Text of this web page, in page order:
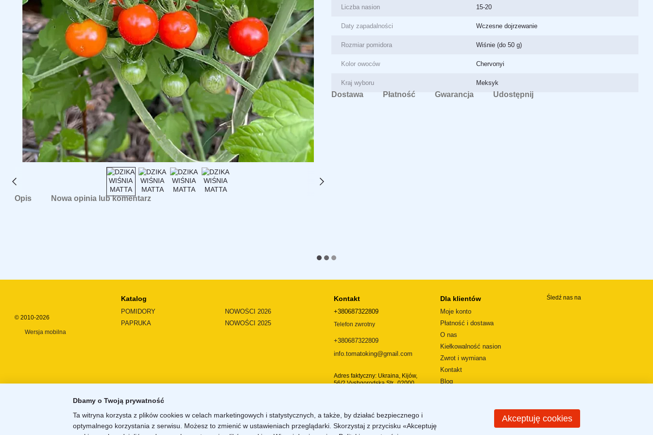
Opis Nowa opinia lub komentarz
Liczba nasion 15-20
Daty zapadalności Wczesne dojrzewanie
Rozmiar pomidora Wiśnie (do 50 g)
Kolor owoców Chervonyi
Kraj wyboru Meksyk
Dostawa Płatność Gwarancja Udostępnij
© 2010-2026
Wersja mobilna
Sklep internetowy zbudowany z
Katalog
POMIDORY
PAPRUKA
NOWOŚCI 2026
NOWOŚCI 2025
Kontakt
+380687322809
Telefon zwrotny
+380687322809
info.tomatoking@gmail.com
Adres faktyczny: Ukraina, Kijów,
56/2 Vyshgorodska Str., 02000
Dla klientów
Moje konto
Płatność i dostawa
O nas
Kiełkowalność nasion
Zwrot i wymiana
Kontakt
Blog
Śledź nas na
Dbamy o Twoją prywatność
Ta witryna korzysta z plików cookies w celach marketingowych i statystycznych, a także, by działać bezpiecznego i
optymalnego korzystania z serwisu. Możesz to zmienić w ustawieniach przeglądarki. Skorzystaj z przycisku «Akceptuję
Akceptuję cookies